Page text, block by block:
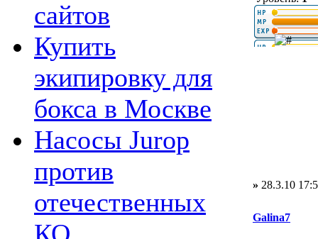
сайтов
Купить
экипировку для
бокса в Москве
Насосы Jurop
против
отечественных
» 28.3.10
Galina7